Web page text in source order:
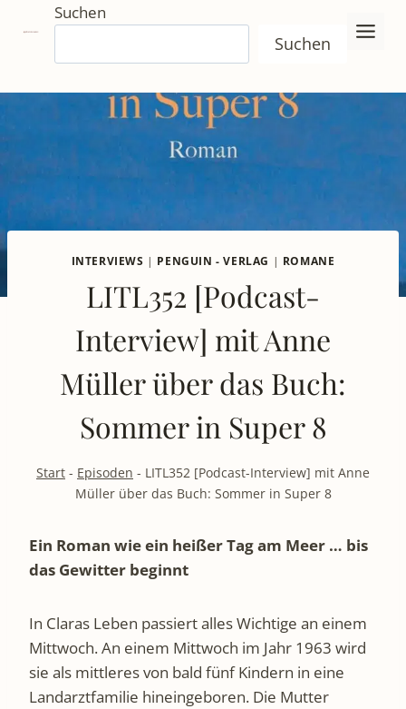
Inhalt
springen
Suchen
Suchen
INTERVIEWS | PENGUIN - VERLAG | ROMANE
LITL352 [Podcast-
Interview] mit Anne
Müller über das Buch:
Sommer in Super 8
Start - Episoden - LITL352 [Podcast-Interview] mit Anne
Müller über das Buch: Sommer in Super 8
Ein Roman wie ein heißer Tag am Meer … bis
das Gewitter beginnt
In Claras Leben passiert alles Wichtige an einem
Mittwoch. An einem Mittwoch im Jahr 1963 wird
sie als mittleres von bald fünf Kindern in eine
Landarztfamilie hineingeboren. Die Mutter